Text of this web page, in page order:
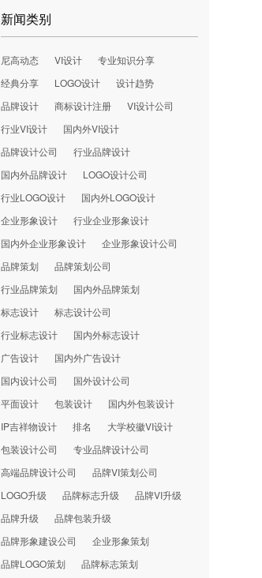
新闻类别
尼高动态 VI设计
专业知识分享
经典分享
LOGO设计
设计趋势
品牌设计
商标设计注册
VI设计公司
行业VI设计
国内外VI设计
品牌设计公司
行业品牌设计
国内外品牌设计
LOGO设计公司
行业LOGO设计
国内外LOGO设计
企业形象设计
行业企业形象设计
国内外企业形象设计
企业形象设计公司
品牌策划
品牌策划公司
行业品牌策划
国内外品牌策划
标志设计
标志设计公司
行业标志设计
国内外标志设计
广告设计
国内外广告设计
国内设计公司
国外设计公司
平面设计
包装设计
国内外包装设计
IP吉祥物设计
排名
大学校徽VI设计
包装设计公司
专业品牌设计公司
高端品牌设计公司
品牌VI策划公司
LOGO升级
品牌标志升级
品牌VI升级
品牌升级
品牌包装升级
品牌形象建设公司
企业形象策划
品牌LOGO策划
品牌标志策划